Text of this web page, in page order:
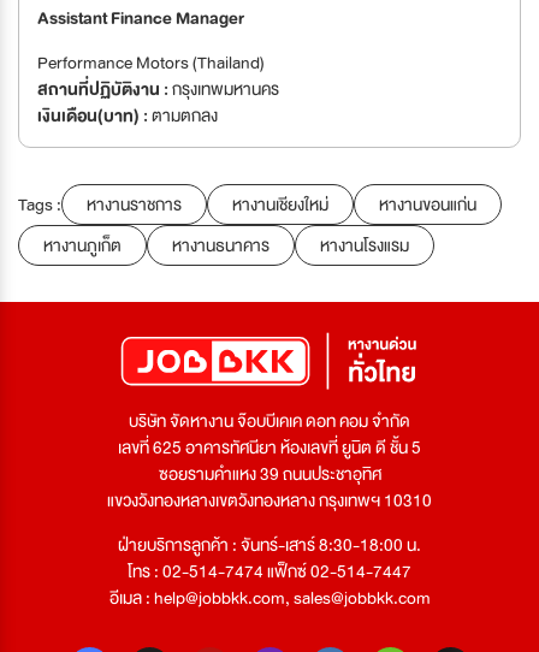
Assistant Finance Manager
Performance Motors (Thailand)
สถานที่ปฏิบัติงาน :กรุงเทพมหานคร
เงินเดือน(บาท) :ตามตกลง
Tags : หางานราชการ หางานเชียงใหม่
หางานขอนแก่น
หางานภูเก็ต
หางานธนาคาร หางานโรงแรม
บริษัท จัดหางาน จ๊อบบีเคเค ดอท คอม จำกัด
เลขที่ 625 อาคารทัศนียา ห้องเลขที่ ยูนิต ดี ชั้น 5
ซอยรามคำแหง 39 ถนนประชาอุทิศ
แขวงวังทองหลางเขตวังทองหลาง กรุงเทพฯ 10310
ฝ่ายบริการลูกค้า : จันทร์-เสาร์ 8:30-18:00 น.
โทร : 02-514-7474 แฟ็กซ์ 02-514-7447
อีเมล :help@jobbkk.com,sales@jobbkk.com